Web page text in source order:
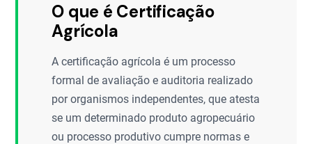
O que é Certificação
Agrícola
A certificação agrícola é um processo
formal de avaliação e auditoria realizado
por organismos independentes, que atesta
se um determinado produto agropecuário
ou processo produtivo cumpre normas e